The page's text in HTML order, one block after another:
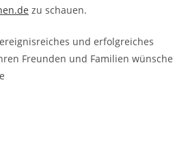
zu schauen.
und erfolgreiches
Freunden und Familien wünsche